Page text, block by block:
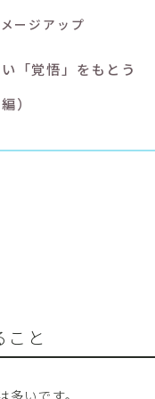
ージアップ
「覚悟」をもとう
）
と
いです。